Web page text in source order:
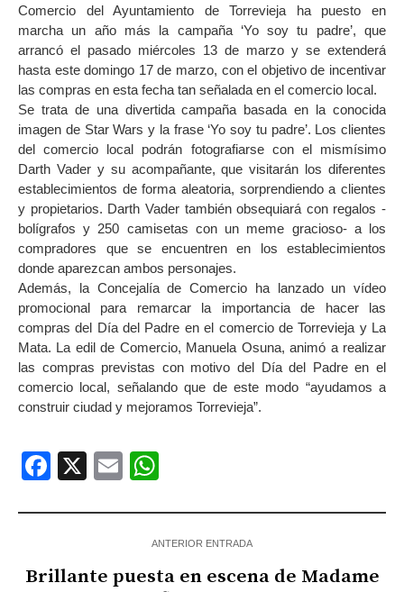
Comercio del Ayuntamiento de Torrevieja ha puesto en
marcha un año más la campaña ‘Yo soy tu padre’, que
arrancó el pasado miércoles 13 de marzo y se extenderá
hasta este domingo 17 de marzo, con el objetivo de incentivar
las compras en esta fecha tan señalada en el comercio local.
Se trata de una divertida campaña basada en la conocida
imagen de Star Wars y la frase ‘Yo soy tu padre’. Los clientes
del comercio local podrán fotografiarse con el mismísimo
Darth Vader y su acompañante, que visitarán los diferentes
establecimientos de forma aleatoria, sorprendiendo a clientes
y propietarios. Darth Vader también obsequiará con regalos -
bolígrafos y 250 camisetas con un meme gracioso- a los
compradores que se encuentren en los establecimientos
donde aparezcan ambos personajes.
Además, la Concejalía de Comercio ha lanzado un vídeo
promocional para remarcar la importancia de hacer las
compras del Día del Padre en el comercio de Torrevieja y La
Mata. La edil de Comercio, Manuela Osuna, animó a realizar
las compras previstas con motivo del Día del Padre en el
comercio local, señalando que de este modo “ayudamos a
construir ciudad y mejoramos Torrevieja”.
Facebook
X Email
ANTERIOR ENTRADA
Brillante puesta en escena de Madame